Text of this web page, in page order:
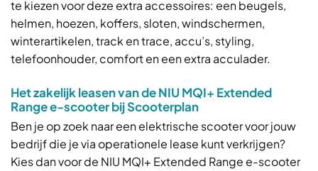
te kiezen voor deze extra accessoires: een beugels,
helmen, hoezen, koffers, sloten, windschermen,
winterartikelen, track en trace, accu’s, styling,
telefoonhouder, comfort en een extra acculader.
Het zakelijk leasen van de NIU MQI+ Extended
Range e-scooter bij Scooterplan
Ben je op zoek naar een elektrische scooter voor jouw
bedrijf die je via operationele lease kunt verkrijgen?
Kies dan voor de NIU MQI+ Extended Range e-scooter